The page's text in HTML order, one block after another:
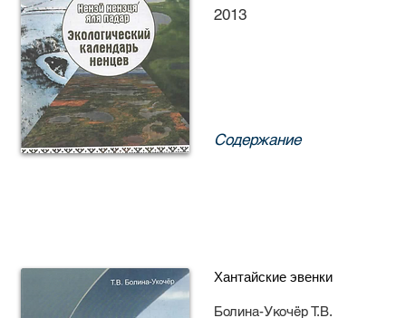
2013
Содержание
Хантайские эвенки
Болина-Укочёр Т.В.